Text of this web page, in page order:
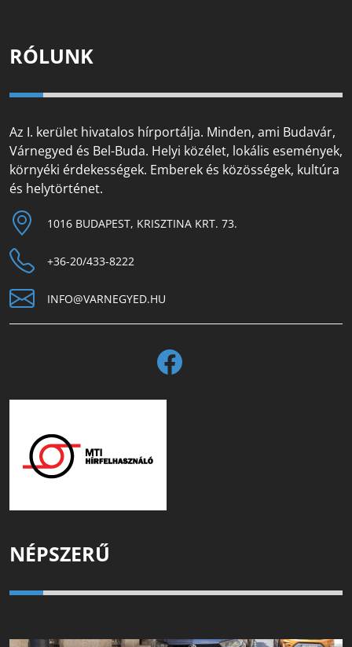
RÓLUNK
Az I. kerület hivatalos hírportálja. Minden, ami Budavár,
Várnegyed és Bel-Buda. Helyi közélet, lokális események,
környéki érdekességek. Emberek és közösségek, kultúra
és helytörténet.
1016 BUDAPEST, KRISZTINA KRT. 73.
+36-20/433-8222
INFO@VARNEGYED.HU
NÉPSZERŰ